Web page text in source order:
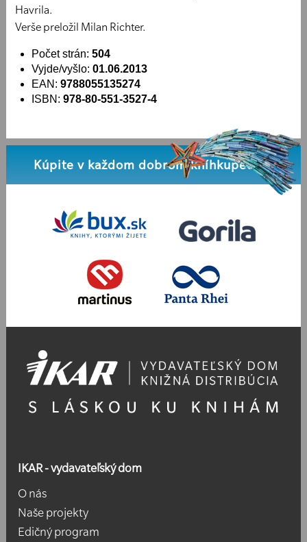
Havrila.
Verše preložil Milan Richter.
Počet strán: 504
Vyjde/vyšlo: 01.06.2013
EAN: 9788055135274
ISBN: 978-80-551-3527-4
Kúpite v každom dobrom kníhkupectve
IKAR - vydavateľský dom
O nás
Naše projekty
Edičný program